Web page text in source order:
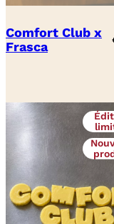
Comfort Club x
Frasca